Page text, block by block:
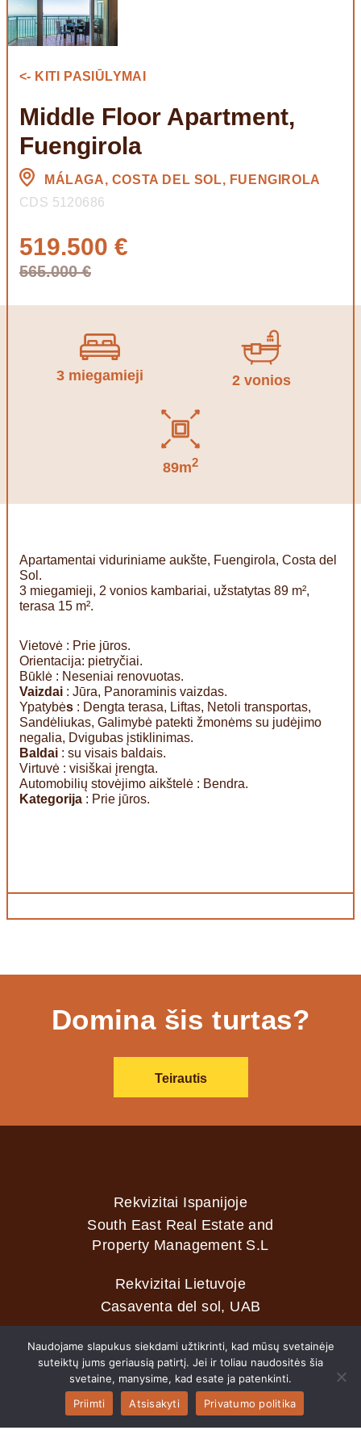
<- KITI PASIŪLYMAI
Middle Floor Apartment,
Fuengirola
MÁLAGA, COSTA DEL SOL, FUENGIROLA
CDS 5120686
519.500 €
565.000 €
3 miegamieji 2 vonios
89m2
Apartamentai viduriniame aukšte, Fuengirola, Costa del
Sol.
3 miegamieji, 2 vonios kambariai, užstatytas 89 m²,
terasa 15 m².
Vietovė : Prie jūros.
Orientacija: pietryčiai.
Būklė : Neseniai renovuotas.
Vaizdai : Jūra, Panoraminis vaizdas.
Ypatybės : Dengta terasa, Liftas, Netoli transportas,
Sandėliukas, Galimybė patekti žmonėms su judėjimo
negalia, Dvigubas įstiklinimas.
Baldai : su visais baldais.
Virtuvė : visiškai įrengta.
Automobilių stovėjimo aikštelė : Bendra.
Kategorija : Prie jūros.
Domina šis turtas?
Teirautis
Rekvizitai Ispanijoje
South East Real Estate and
Property Management S.L
Rekvizitai Lietuvoje
Casaventa del sol, UAB
2026 © Casaventa del sol
Naudojame slapukus siekdami užtikrinti, kad mūsų svetainėje
suteiktų jums geriausią patirtį. Jei ir toliau naudositės šia
svetaine, manysime, kad esate ja patenkinti.
Priimti
Atsisakyti Privatumo politika